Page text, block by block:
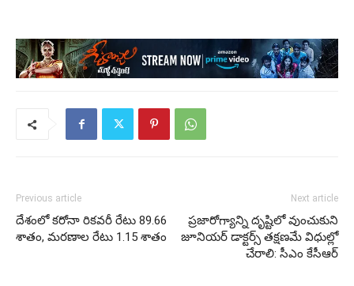
Previous article
దేశంలో కరోనా రికవరీ రేటు 89.66
శాతం, మరణాల రేటు 1.15 శాతం
Next article
ప్రజారోగ్యాన్ని దృష్టిలో వుంచుకుని
జూనియర్ డాక్టర్స్ తక్షణమే విధుల్లో
చేరాలి: సీఎం కేసీఆర్